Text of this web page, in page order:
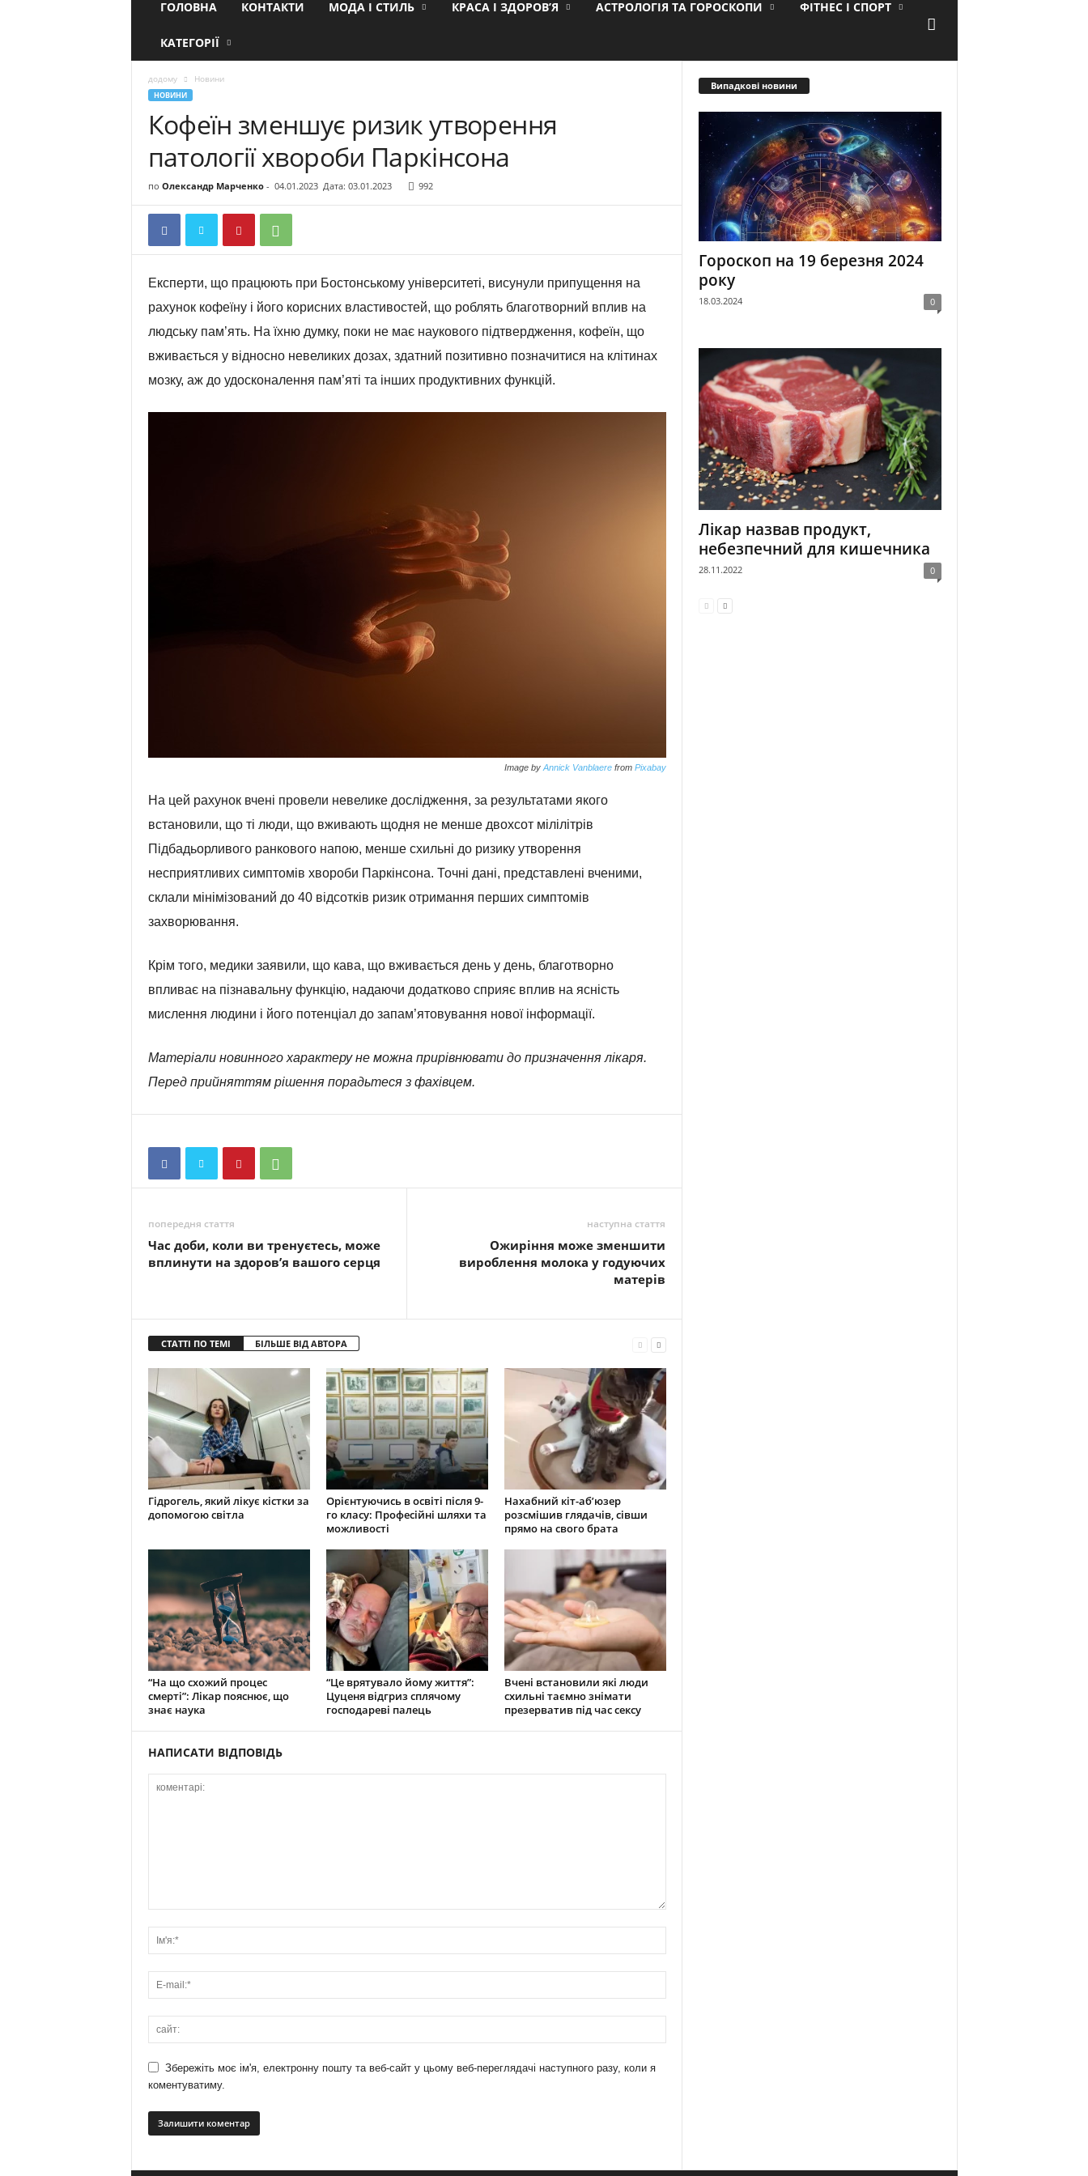
ГОЛОВНА КОНТАКТИ МОДА І СТИЛЬ КРАСА І ЗДОРОВ’Я АСТРОЛОГІЯ ТА ГОРОСКОПИ ФІТНЕС І СПОРТ
КАТЕГОРІЇ
додому Новини
НОВИНИ
Кофеїн зменшує ризик утворення
патології хвороби Паркінсона
по Олександр Марченко- 04.01.2023 Дата: 03.01.2023 992
Експерти, що працюють при Бостонському університеті, висунули припущення на
рахунок кофеїну і його корисних властивостей, що роблять благотворний вплив на
людську пам’ять. На їхню думку, поки не має наукового підтвердження, кофеїн, що
вживається у відносно невеликих дозах, здатний позитивно позначитися на клітинах
мозку, аж до удосконалення пам’яті та інших продуктивних функцій.
Image by Annick Vanblaerefrom Pixabay
На цей рахунок вчені провели невелике дослідження, за результатами якого
встановили, що ті люди, що вживають щодня не менше двохсот мілілітрів
Підбадьорливого ранкового напою, менше схильні до ризику утворення
несприятливих симптомів хвороби Паркінсона. Точні дані, представлені вченими,
склали мінімізований до 40 відсотків ризик отримання перших симптомів
захворювання.
Крім того, медики заявили, що кава, що вживається день у день, благотворно
впливає на пізнавальну функцію, надаючи додатково сприяє вплив на ясність
мислення людини і його потенціал до запам’ятовування нової інформації.
Матеріали новинного характеру не можна прирівнювати до призначення лікаря.
Перед прийняттям рішення порадьтеся з фахівцем.
попередня стаття
Час доби, коли ви тренуєтесь, може
вплинути на здоров’я вашого серця
наступна стаття
Ожиріння може зменшити
вироблення молока у годуючих
матерів
СТАТТІ ПО ТЕМІ БІЛЬШЕ ВІД АВТОРА
Гідрогель, який лікує кістки за
допомогою світла
Орієнтуючись в освіті після 9-
го класу: Професійні шляхи та
можливості
Нахабний кіт-аб’юзер
розсмішив глядачів, сівши
прямо на свого брата
“На що схожий процес
смерті”: Лікар пояснює, що
знає наука
“Це врятувало йому життя”:
Цуценя відгриз сплячому
господареві палець
Вчені встановили які люди
схильні таємно знімати
презерватив під час сексу
НАПИСАТИ ВІДПОВІДЬ
Збережіть моє ім'я, електронну пошту та веб-сайт у цьому веб-переглядачі наступного разу, коли я
коментуватиму.
Випадкові новини
Гороскоп на 19 березня 2024
року
18.03.2024 0
Лікар назвав продукт,
небезпечний для кишечника
28.11.2022 0